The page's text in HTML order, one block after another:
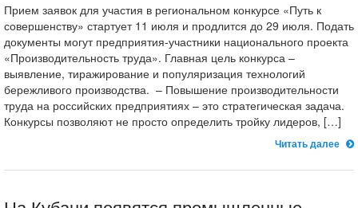
Прием заявок для участия в региональном конкурсе «Путь к
совершенству» стартует 11 июля и продлится до 29 июля. Подать
документы могут предприятия-участники национального проекта
«Производительность труда». Главная цель конкурса –
выявление, тиражирование и популяризация технологий
бережливого производства. – Повышение производительности
труда на российских предприятиях – это стратегическая задача.
Конкурсы позволяют не просто определить тройку лидеров, […]
Читать далее